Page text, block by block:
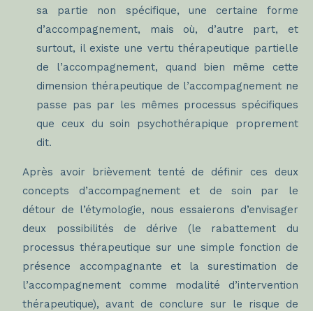
sa partie non spécifique, une certaine forme
d’accompagnement, mais où, d’autre part, et
surtout, il existe une vertu thérapeutique partielle
de l’accompagnement, quand bien même cette
dimension thérapeutique de l’accompagnement ne
passe pas par les mêmes processus spécifiques
que ceux du soin psychothérapique proprement
dit.
Après avoir brièvement tenté de définir ces deux
concepts d’accompagnement et de soin par le
détour de l’étymologie, nous essaierons d’envisager
deux possibilités de dérive (le rabattement du
processus thérapeutique sur une simple fonction de
présence accompagnante et la surestimation de
l’accompagnement comme modalité d’intervention
thérapeutique), avant de conclure sur le risque de